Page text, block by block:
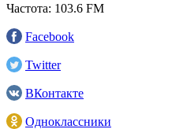
Частота: 103.6 FM
Facebook
Twitter
ВКонтакте
Одноклассники